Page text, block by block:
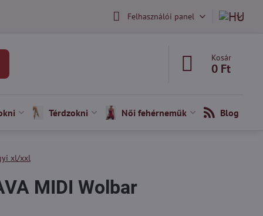
Felhasználói panel
Kosár
0 Ft
Térdzokni Női fehérneműk Blog
xl/xxl
MIDI Wolbar